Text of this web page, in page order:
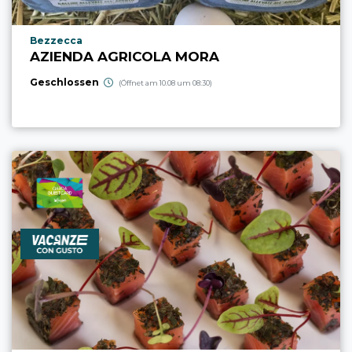
aria.poi_location_prefix
Bezzecca
AZIENDA AGRICOLA MORA
Geschlossen (Öffnet am 10.08 um 08:30)